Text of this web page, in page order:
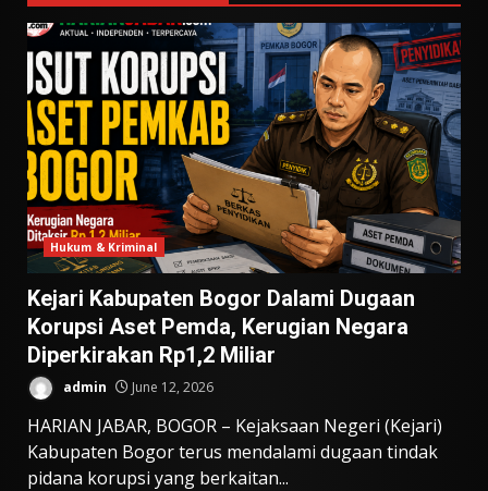
Hukum & Kriminal
Kejari Kabupaten Bogor Dalami Dugaan
Korupsi Aset Pemda, Kerugian Negara
Diperkirakan Rp1,2 Miliar
admin June 12, 2026
HARIAN JABAR, BOGOR – Kejaksaan Negeri (Kejari)
Kabupaten Bogor terus mendalami dugaan tindak
pidana korupsi yang berkaitan...